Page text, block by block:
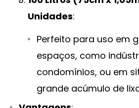
Unidades:
Perfeito para uso em
espaços, como
condomínios, ou em
grande acúmulo de